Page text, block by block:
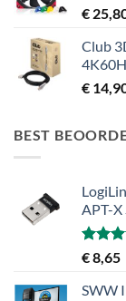
€
Club
€
BEST
APT-X
5.00
€8,65
SWW